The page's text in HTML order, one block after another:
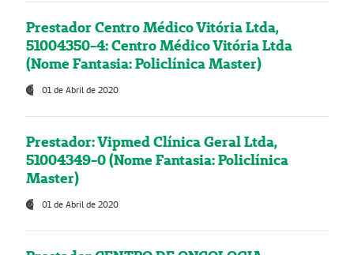
Prestador Centro Médico Vitória Ltda,
51004350-4: Centro Médico Vitória Ltda
(Nome Fantasia: Policlínica Master)
01 de Abril de 2020
Prestador: Vipmed Clínica Geral Ltda,
51004349-0 (Nome Fantasia: Policlínica
Master)
01 de Abril de 2020